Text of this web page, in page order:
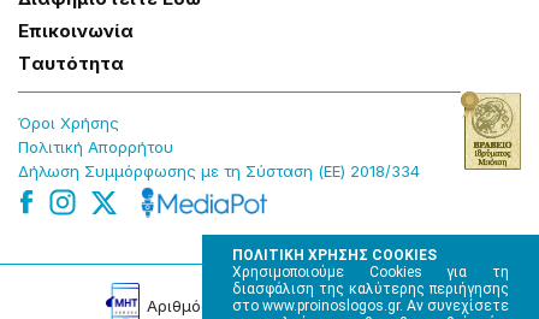
ΠΟΛΙΤΙΚΗ ΧΡΗΣΗΣ COOKIES
Χρησιμοποιούμε Cookies για τη
διασφάλιση της καλύτερης περιήγησης
στο www.proinoslogos.gr. Αν συνεχίσετε
Επɩκοɩνωνία
Tαυτότητα
Όροɩ Χρήσης
Πολɩτɩκή Απορρήτου
Δήλωση Συμμόρφωσης με τη Σύσταση (ΕΕ) 2018/334
Αρɩθμός Πɩστοποίησης Μ.Η.Τ. 220242